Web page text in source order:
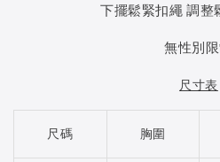
下擺鬆緊扣繩 調整
無性別
尺寸表
尺碼 胸圍